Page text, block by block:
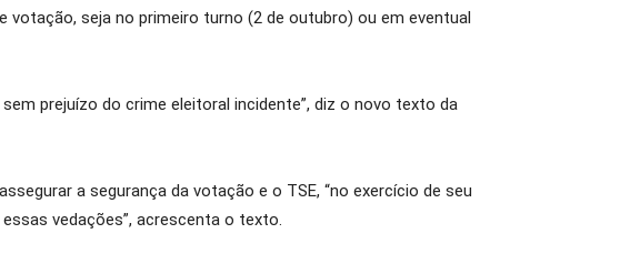
votação, seja no primeiro turno (2 de outubro) ou em eventual
prejuízo do crime eleitoral incidente”, diz o novo texto da
a segurança da votação e o TSE, “no exercício de seu
vedações”, acrescenta o texto.